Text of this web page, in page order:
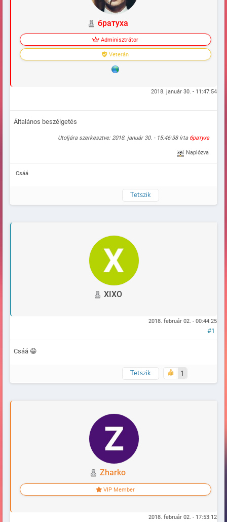
братуха
Adminisztrátor
Veterán
2018. január 30. - 11:47:54
Általános beszélgetés
Utoljára szerkesztve: 2018. január 30. - 15:46:38 írta братуха
Naplózva
Csáá
Tetszik
XIXO
2018. február 02. - 00:44:25
#1
Csáá 😁
Tetszik 1
Zharko
VIP Member
2018. február 02. - 17:53:12